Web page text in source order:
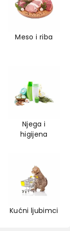
Meso i riba
Njega i
higijena
Kućni ljubimci